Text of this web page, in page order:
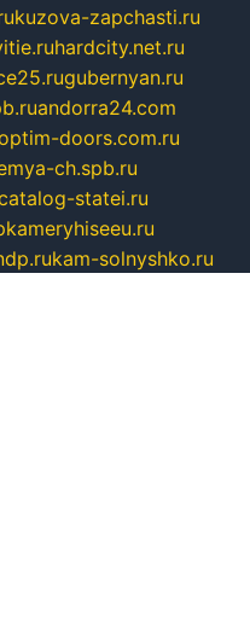
kuzova-zapchasti.ru
hardcity.net.ru
gubernyan.ru
andorra24.com
doors.com.ru
ch.spb.ru
statei.ru
kam-solnyshko.ru